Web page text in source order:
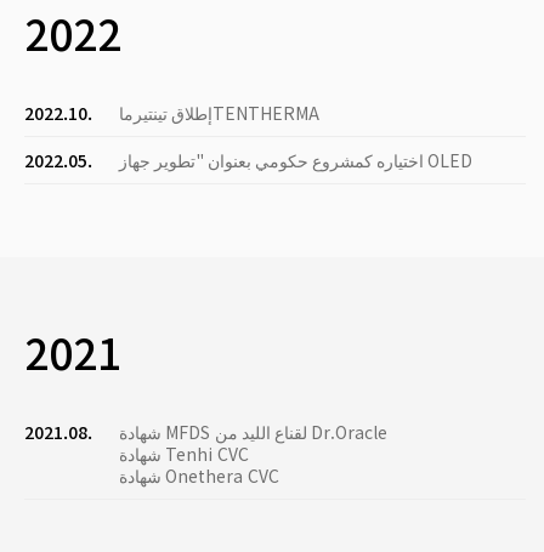
2022
2022.10.
إطلاق تينتيرماTENTHERMA
2022.05.
اختياره كمشروع حكومي بعنوان "تطوير جهاز OLED
2021
2021.08.
شهادة MFDS لقناع الليد من Dr.Oracle
شهادة Tenhi CVC
شهادة Onethera CVC